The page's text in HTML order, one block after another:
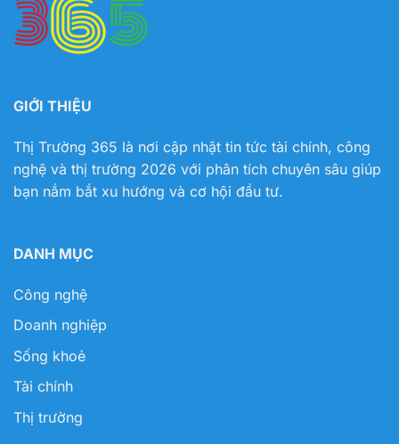
GIỚI THIỆU
Thị Trường 365 là nơi cập nhật tin tức tài chính, công
nghệ và thị trường 2026 với phân tích chuyên sâu giúp
bạn nắm bắt xu hướng và cơ hội đầu tư.
DANH MỤC
Công nghệ
Doanh nghiệp
Sống khoẻ
Tài chính
Thị trường